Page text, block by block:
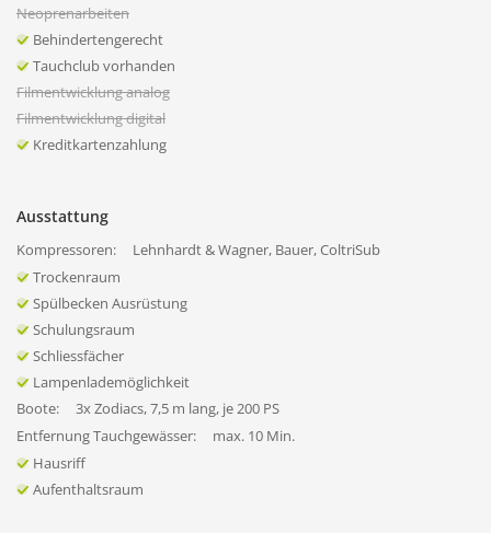
Neoprenarbeiten
Behindertengerecht
Tauchclub vorhanden
Filmentwicklung analog
Filmentwicklung digital
Kreditkartenzahlung
Ausstattung
Kompressoren:
Lehnhardt & Wagner, Bauer, ColtriSub
Trockenraum
Spülbecken Ausrüstung
Schulungsraum
Schliessfächer
Lampenlademöglichkeit
Boote:
3x Zodiacs, 7,5 m lang, je 200 PS
Entfernung Tauchgewässer:
max. 10 Min.
Hausriff
Aufenthaltsraum